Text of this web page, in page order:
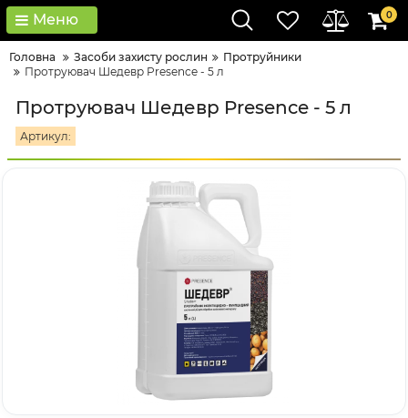
Меню 0
Головна Засоби захисту рослин
Протруйники
Протруювач Шедевр Presence - 5 л
Протруювач Шедевр Presence - 5 л
Артикул: